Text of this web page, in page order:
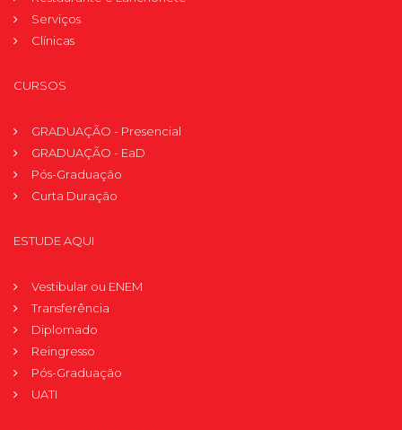
Serviços
Clínicas
CURSOS
GRADUAÇÃO - Presencial
GRADUAÇÃO - EaD
Pós-Graduação
Curta Duração
ESTUDE AQUI
Vestibular ou ENEM
Transferência
Diplomado
Reingresso
Pós-Graduação
UATI